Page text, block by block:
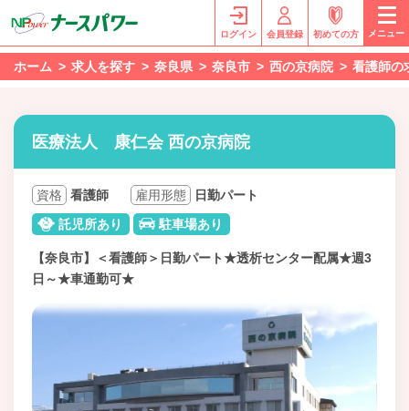
ログイン 会員登録 初めての方 メニュー
ホーム 求人を探す 奈良県 奈良市 西の京病院 看護師の
医療法人 康仁会 西の京病院
資格 看護師 雇用形態
日勤パート
託児所あり
駐車場あり
【奈良市】＜看護師＞日勤パート★透析センター配属★週3
日～★車通勤可★